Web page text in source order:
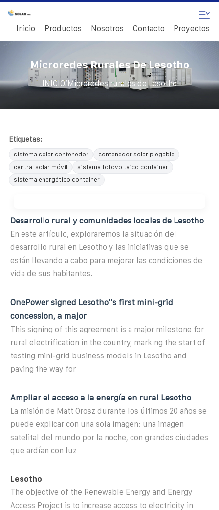
Inicio Productos Nosotros Contacto Proyectos
Microredes Rurales De Lesotho
INICIO/ Microredes rurales de Lesotho
Etiquetas:
sistema solar contenedor
contenedor solar plegable
central solar móvil
sistema fotovoltaico container
sistema energético container
Desarrollo rural y comunidades locales de Lesotho
En este artículo, exploraremos la situación del
desarrollo rural en Lesotho y las iniciativas que se
están llevando a cabo para mejorar las condiciones de
vida de sus habitantes.
OnePower signed Lesotho''s first mini-grid
concession, a major
This signing of this agreement is a major milestone for
rural electrification in the country, marking the start of
testing mini-grid business models in Lesotho and
paving the way for
Ampliar el acceso a la energía en rural Lesotho
La misión de Matt Orosz durante los últimos 20 años se
puede explicar con una sola imagen: una imagen
satelital del mundo por la noche, con grandes ciudades
que ardían con luz
Lesotho
The objective of the Renewable Energy and Energy
Access Project is to increase access to electricity in